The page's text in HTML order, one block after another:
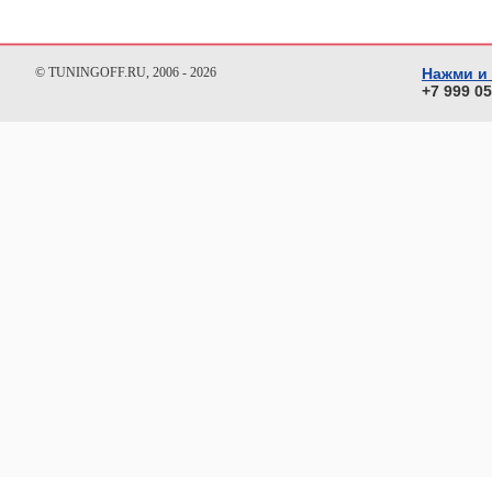
© TUNINGOFF.RU, 2006 - 2026
Нажми и
+7 999